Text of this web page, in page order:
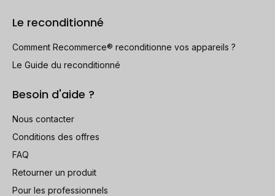
Le reconditionné
Comment Recommerce® reconditionne vos appareils ?
Le Guide du reconditionné
Besoin d'aide ?
Nous contacter
Conditions des offres
FAQ
Retourner un produit
Pour les professionnels